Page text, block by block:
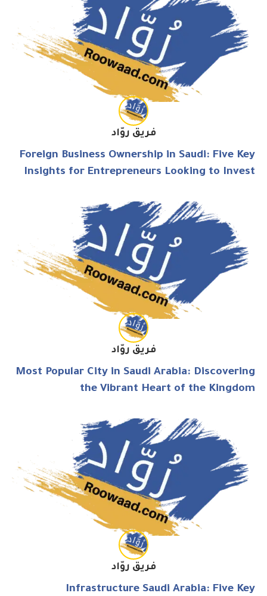
فريق روّاد
Foreign Business Ownership in Saudi: Five Key
Insights for Entrepreneurs Looking to Invest
فريق روّاد
Most Popular City in Saudi Arabia: Discovering
the Vibrant Heart of the Kingdom
فريق روّاد
Infrastructure Saudi Arabia: Five Key